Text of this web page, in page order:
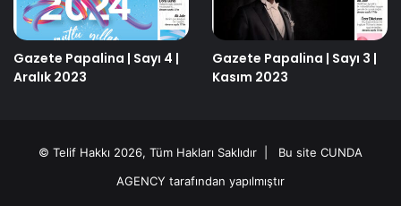
Gazete Papalina | Sayı 4 |
Aralık 2023
Gazete Papalina | Sayı 3 |
Kasım 2023
© Telif Hakkı 2026, Tüm Hakları Saklıdır | Bu site CUNDA
AGENCY tarafından yapılmıştır